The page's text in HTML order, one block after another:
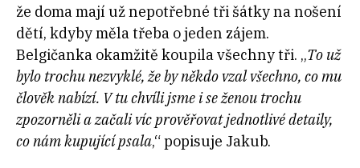
že doma mají už nepotřebné tři šátky na nošení
dětí, kdyby měla třeba o jeden zájem.
Belgičanka okamžitě koupila všechny tři. „To už
bylo trochu nezvyklé, že by někdo vzal všechno, co mu
člověk nabízí. V tu chvíli jsme i se ženou trochu
zpozorněli a začali víc prověřovat jednotlivé detaily,
co nám kupující psala,“ popisuje Jakub.